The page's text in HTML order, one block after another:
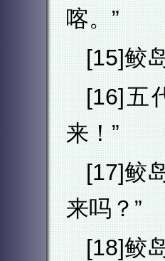
喀。”
[15]鲛
[16]五
来！”
[17]鲛
来吗？”
[18]鲛